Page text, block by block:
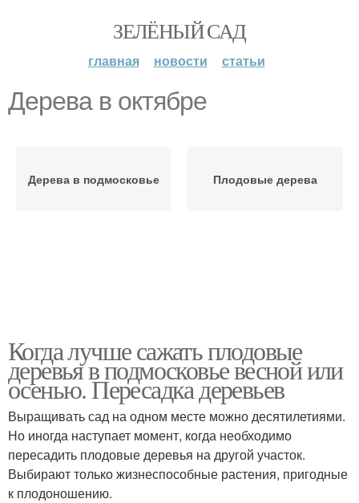
ЗЕЛЁНЫЙ САД
главная новости статьи
Дерева в октябре
Дерева в подмосковье Плодовые дерева
Когда лучше сажать плодовые
деревья в подмосковье весной или
осенью. Пересадка деревьев
Выращивать сад на одном месте можно десятилетиями.
Но иногда наступает момент, когда необходимо
пересадить плодовые деревья на другой участок.
Выбирают только жизнеспособные растения, пригодные
к плодоношению.